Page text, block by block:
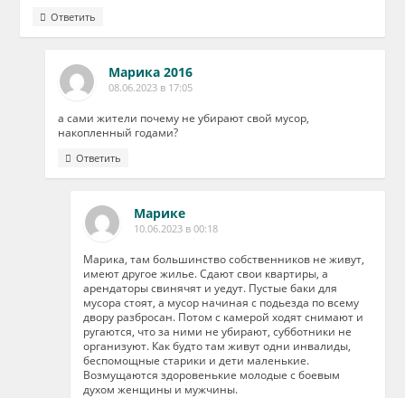
Ответить
Марика 2016
08.06.2023 в 17:05
а сами жители почему не убирают свой мусор,
накопленный годами?
Ответить
Марике
10.06.2023 в 00:18
Марика, там большинство собственников не живут,
имеют другое жилье. Сдают свои квартиры, а
арендаторы свинячят и уедут. Пустые баки для
мусора стоят, а мусор начиная с подьезда по всему
двору разбросан. Потом с камерой ходят снимают и
ругаются, что за ними не убирают, субботники не
организуют. Как будто там живут одни инвалиды,
беспомощные старики и дети маленькие.
Возмущаются здоровенькие молодые с боевым
духом женщины и мужчины.